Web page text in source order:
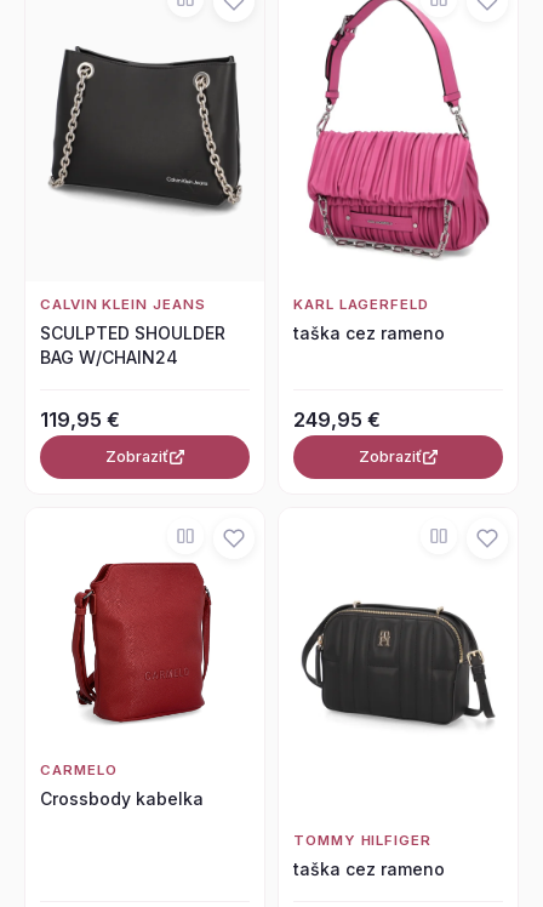
CALVIN KLEIN JEANS
SCULPTED SHOULDER
BAG W/CHAIN24
119,95 €
Zobraziť
KARL LAGERFELD
taška cez rameno
249,95 €
Zobraziť
CARMELO
Crossbody kabelka
TOMMY HILFIGER
taška cez rameno